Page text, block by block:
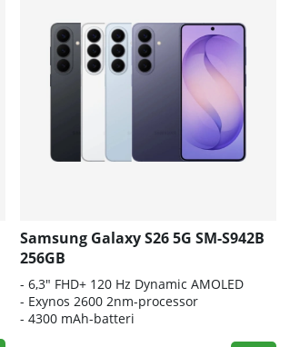
Samsung Galaxy S26 5G SM-S942B
256GB
- 6,3" FHD+ 120 Hz Dynamic AMOLED
- Exynos 2600 2nm-processor
- 4300 mAh-batteri